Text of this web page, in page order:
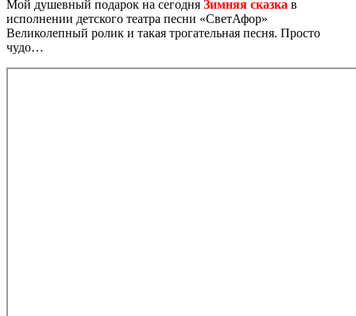
Мой душевный подарок на сегодня Зимняя сказка в
исполнении детского театра песни «СветАфор»
Великолепный ролик и такая трогательная песня. Просто
чудо…